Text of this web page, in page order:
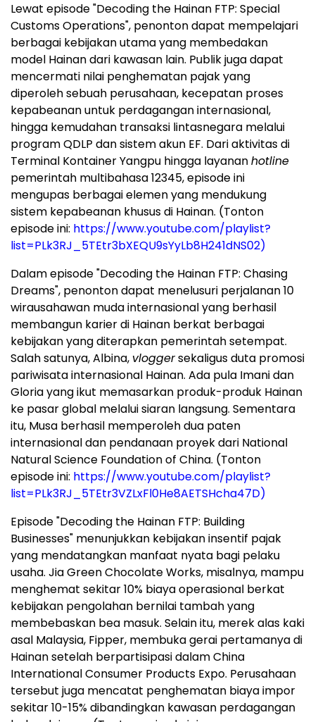
Lewat episode "Decoding the Hainan FTP: Special
Customs Operations", penonton dapat mempelajari
berbagai kebijakan utama yang membedakan
model Hainan dari kawasan lain. Publik juga dapat
mencermati nilai penghematan pajak yang
diperoleh sebuah perusahaan, kecepatan proses
kepabeanan untuk perdagangan internasional,
hingga kemudahan transaksi lintasnegara melalui
program QDLP dan sistem akun EF. Dari aktivitas di
Terminal Kontainer Yangpu hingga layananhotline
pemerintah multibahasa 12345, episode ini
mengupas berbagai elemen yang mendukung
sistem kepabeanan khusus di Hainan. (Tonton
episode ini: https://www.youtube.com/playlist?
list=PLk3RJ_5TEtr3bXEQU9sYyLb8H241dNS02)
Dalam episode "Decoding the Hainan FTP: Chasing
Dreams", penonton dapat menelusuri perjalanan 10
wirausahawan muda internasional yang berhasil
membangun karier di Hainan berkat berbagai
kebijakan yang diterapkan pemerintah setempat.
Salah satunya, Albina, vloggersekaligus duta promosi
pariwisata internasional Hainan. Ada pula Imani dan
Gloria yang ikut memasarkan produk-produk Hainan
ke pasar global melalui siaran langsung. Sementara
itu, Musa berhasil memperoleh dua paten
internasional dan pendanaan proyek dari National
Natural Science Foundation of China. (Tonton
episode ini: https://www.youtube.com/playlist?
list=PLk3RJ_5TEtr3VZLxFl0He8AETSHcha47D)
Episode "Decoding the Hainan FTP: Building
Businesses" menunjukkan kebijakan insentif pajak
yang mendatangkan manfaat nyata bagi pelaku
usaha. Jia Green Chocolate Works, misalnya, mampu
menghemat sekitar 10% biaya operasional berkat
kebijakan pengolahan bernilai tambah yang
membebaskan bea masuk. Selain itu, merek alas kaki
asal Malaysia, Fipper, membuka gerai pertamanya di
Hainan setelah berpartisipasi dalam China
International Consumer Products Expo. Perusahaan
tersebut juga mencatat penghematan biaya impor
sekitar 10-15% dibandingkan kawasan perdagangan